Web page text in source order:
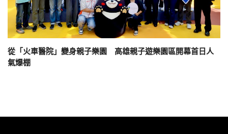
從「火車醫院」變身親子樂園 高雄親子遊樂園區開幕首日人
氣爆棚